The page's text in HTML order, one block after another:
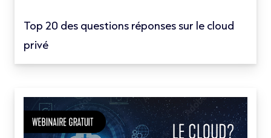
Top 20 des questions réponses sur le cloud
privé